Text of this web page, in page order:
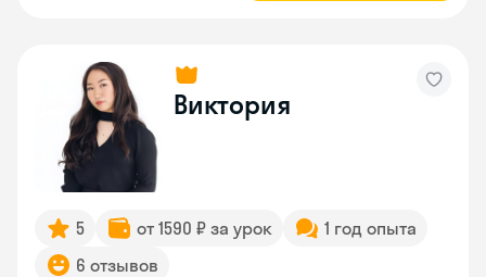
Виктория
5 от 1590 ₽ за урок
1 год опыта
6 отзывов